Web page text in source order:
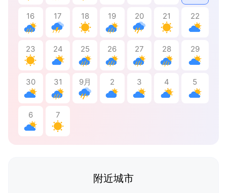
16 17 18 19 20 21 22
23 24 25 26 27 28 29
30 31 9月 2 3 4 5
6 7
附近城市